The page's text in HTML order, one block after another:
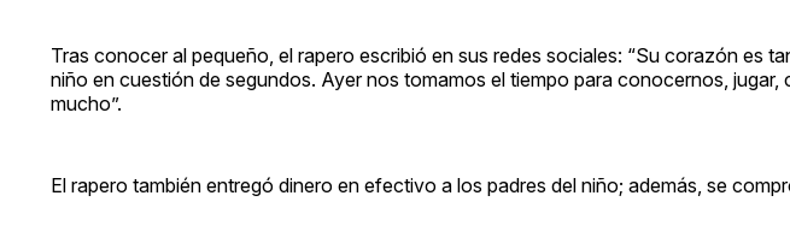
Tras conocer al pequeño, el rapero escribió en sus redes sociales: “Su corazón es
niño en cuestión de segundos. Ayer nos tomamos el tiempo para conocernos,
mucho”.
El rapero también entregó dinero en efectivo a los padres del niño; además, se